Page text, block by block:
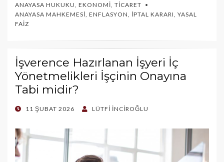
ANAYASA HUKUKU EKONOMI TICARET
ANAYASA MAHKEMESI ENFLASYON İPTAL KARARI YASAL
FAIZ
İşverence Hazırlanan İşyeri İç
Yönetmelikleri İşçinin Onayına
Tabi midir?
POSTED
11 ŞUBAT 2026 LÜTFI İNCIROĞLU